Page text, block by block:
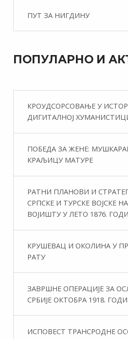
ПУТ ЗА НИГДИНУ
ПОПУЛАРНО И
КРОУДСОРСОВАЊЕ У
ДИГИТАЛНОЈ
ПОБЕДА ЗА ЖЕНЕ:
КРАЉИЦУ МАТУРЕ
РАТНИ ПЛАНОВИ И
СРПСКЕ И ТУРСКЕ ВОЈСКЕ
ВОЈИШТУ У ЛЕТО 1876.
КРУШЕВАЦ И ОКОЛИНА У
РАТУ
ЗАВРШНЕ ОПЕРАЦИЈЕ ЗА
СРБИЈЕ ОКТОБРА 1918.
ИСПОВЕСТ ТРАНСРОДНЕ